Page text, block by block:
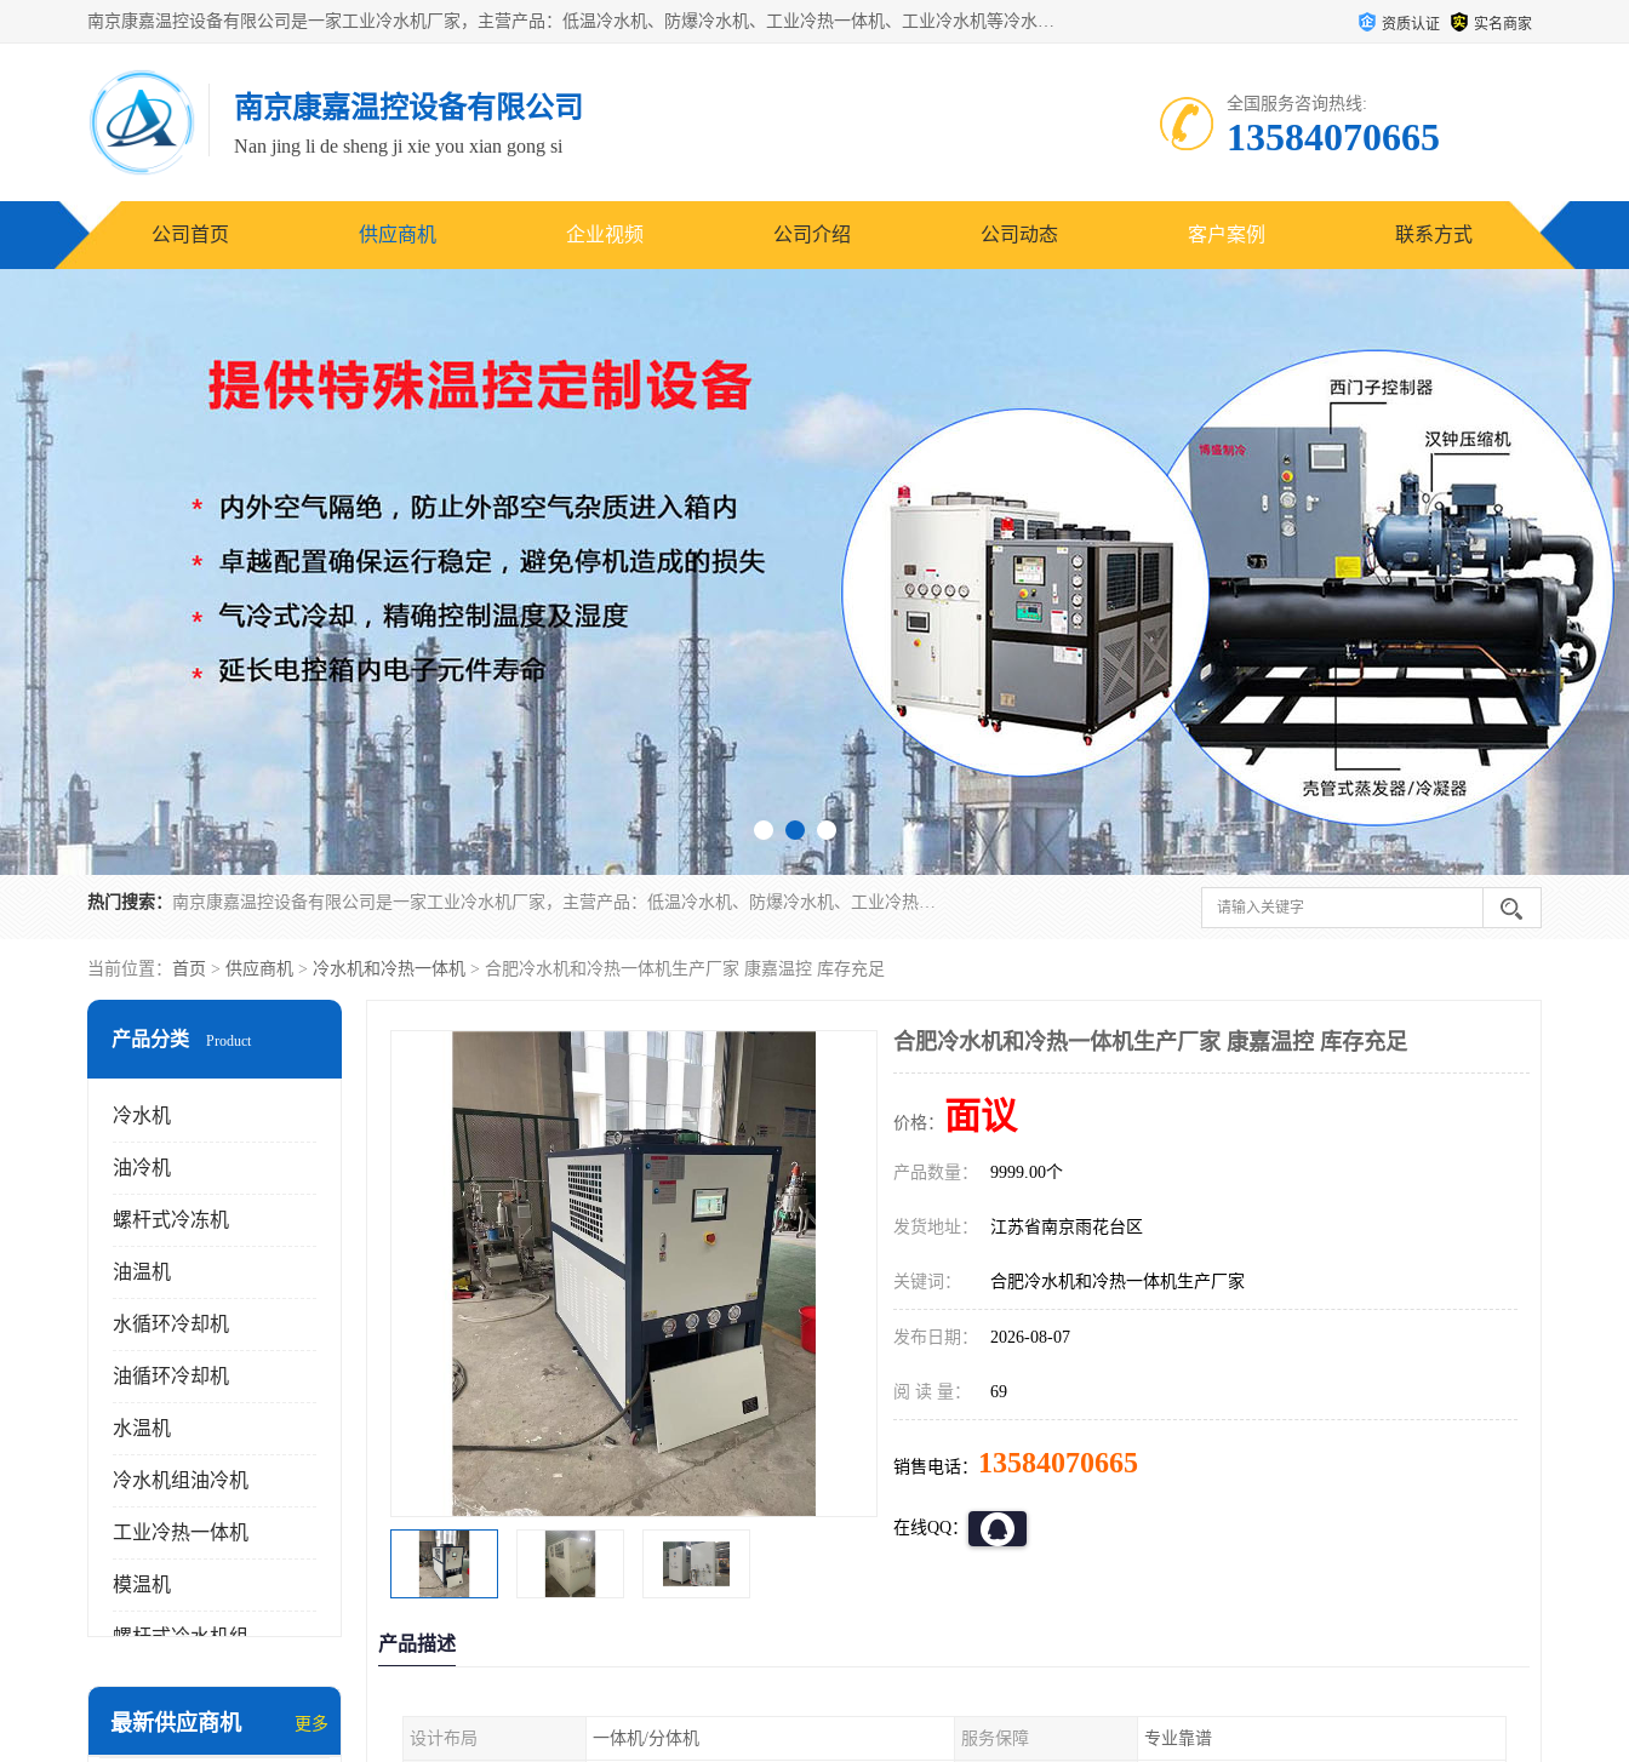
南京康嘉温控设备有限公司是一家工业冷水机厂家，主营产品：低温冷水机、防爆冷水机、工业冷热一体机、工业冷水机等冷水机，公司依托南京工业大学的技术，汇集众多业内技术，不断管理模式，使得我们的产品始终处于国内成员之一水平，在业界享有很高赞誉，是欧洲、北美、中东、东南亚等多个国家和地区。 资质认证 实名商家
南京康嘉温控设备有限公司
Nan jing li de sheng ji xie you xian gong si
全国服务咨询热线:
13584070665
公司首页 供应商机 企业视频 公司介绍 公司动态 客户案例 联系方式
热门搜索： 南京康嘉温控设备有限公司是一家工业冷水机厂家，主营产品：低温冷水机、防爆冷水机、工业冷热一体机、工业冷水机等冷水机，公司依托南京工业大学的技术，汇集众多业内技术，不断管理模式，使得我们的产品始终处于国内成员之一水平，在业界享有很高赞誉，是欧洲、北美、中东、东南亚等多个国家和地区。
当前位置： 首页 > 供应商机 > 冷水机和冷热一体机 > 合肥冷水机和冷热一体机生产厂家 康嘉温控 库存充足
产品分类 Product
冷水机
油冷机
螺杆式冷冻机
油温机
水循环冷却机
油循环冷却机
水温机
冷水机组油冷机
工业冷热一体机
模温机
螺杆式冷水机组
冷水机和冷热一体机
最新供应商机 更多
合肥冷水机和冷热一体机生产厂家 康嘉温控 库存充足
价格： 面议
产品数量： 9999.00个
发货地址： 江苏省南京雨花台区
关键词： 合肥冷水机和冷热一体机生产厂家
发布日期： 2026-08-07
阅 读 量： 69
销售电话： 13584070665
在线QQ：
产品描述
设计布局 一体机/分体机 服务保障 专业靠谱